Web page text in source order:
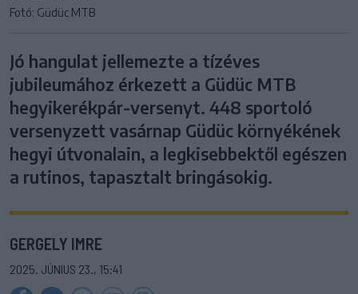
Fotó: Güdüc MTB
Jó hangulat jellemezte a tízéves
jubileumához érkezett a Güdüc MTB
hegyikerékpár-versenyt. 448 sportoló
versenyzett vasárnap Güdüc környékének
hegyi útvonalain, a legkisebbektől egészen
a rutinos, tapasztalt bringásokig.
GERGELY IMRE
2025. JÚNIUS 23., 15:41